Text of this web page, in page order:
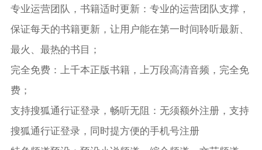
专业运营团队，书籍适时更新：专业的运营团队支撑，
保证每天的书籍更新，让用户能在第一时间聆听最新、
最火、最热的书目；
完全免费：上千本正版书籍，上万段高清音频，完全免
费；
支持搜狐通行证登录，畅听无阻：无须额外注册，支持
搜狐通行证登录，同时提方便的手机号注册